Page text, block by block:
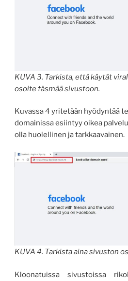
KUVA 3. Tarkista, että käytät
osoite täsmää sivustoon.
Kuvassa 4 yritetään hyödyntää
domainissa esiintyy oikea
olla huolellinen ja tarkkaavainen.
KUVA 4. Tarkista aina sivuston
Kloonatuissa sivustoissa